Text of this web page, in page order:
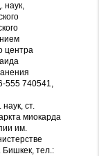
наук,
центра
555 740541,
ст.
миокарда
им.
Бишкек, тел.: